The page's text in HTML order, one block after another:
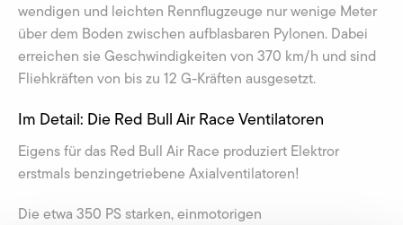
wendigen und leichten Rennflugzeuge nur wenige Meter
über dem Boden zwischen aufblasbaren Pylonen. Dabei
erreichen sie Geschwindigkeiten von 370 km/h und sind
Fliehkräften von bis zu 12 G-Kräften ausgesetzt.
Im Detail: Die Red Bull Air Race Ventilatoren
Eigens für das Red Bull Air Race produziert Elektror
erstmals benzingetriebene Axialventilatoren!
Die etwa 350 PS starken, einmotorigen